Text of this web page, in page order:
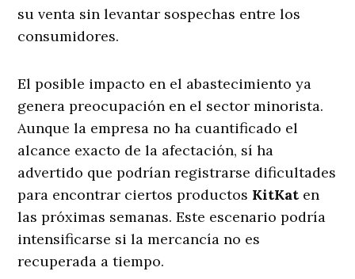
su venta sin levantar sospechas entre los
consumidores.
El posible impacto en el abastecimiento ya
genera preocupación en el sector minorista.
Aunque la empresa no ha cuantificado el
alcance exacto de la afectación, sí ha
advertido que podrían registrarse dificultades
para encontrar ciertos productos KitKat en
las próximas semanas. Este escenario podría
intensificarse si la mercancía no es
recuperada a tiempo.